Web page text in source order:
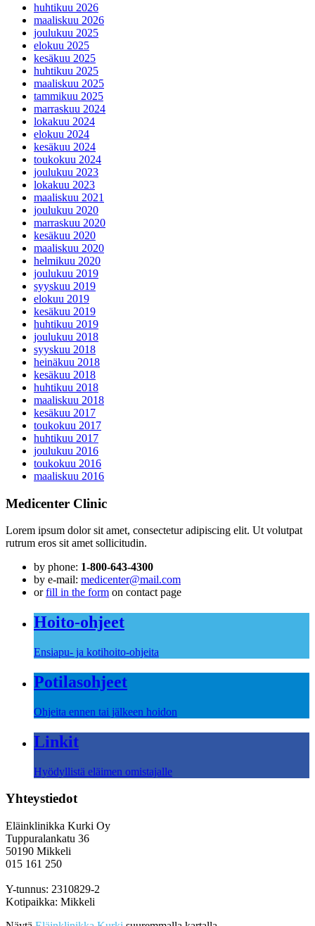
huhtikuu 2026
maaliskuu 2026
joulukuu 2025
elokuu 2025
kesäkuu 2025
huhtikuu 2025
maaliskuu 2025
tammikuu 2025
marraskuu 2024
lokakuu 2024
elokuu 2024
kesäkuu 2024
toukokuu 2024
joulukuu 2023
lokakuu 2023
maaliskuu 2021
joulukuu 2020
marraskuu 2020
kesäkuu 2020
maaliskuu 2020
helmikuu 2020
joulukuu 2019
syyskuu 2019
elokuu 2019
kesäkuu 2019
huhtikuu 2019
joulukuu 2018
syyskuu 2018
heinäkuu 2018
kesäkuu 2018
huhtikuu 2018
maaliskuu 2018
kesäkuu 2017
toukokuu 2017
huhtikuu 2017
joulukuu 2016
toukokuu 2016
maaliskuu 2016
Medicenter Clinic
Lorem ipsum dolor sit amet, consectetur adipiscing elit. Ut volutpat
rutrum eros sit amet sollicitudin.
by phone: 1-800-643-4300
by e-mail: medicenter@mail.com
orfill in the form on contact page
Hoito-ohjeet
Ensiapu- ja kotihoito-ohjeita
Potilasohjeet
Ohjeita ennen tai jälkeen hoidon
Linkit
Hyödyllistä eläimen omistajalle
Yhteystiedot
Eläinklinikka Kurki Oy
Tuppuralankatu 36
50190 Mikkeli
015 161 250
Y-tunnus: 2310829-2
Kotipaikka: Mikkeli